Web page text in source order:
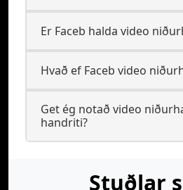
Er Faceb halda video
Hvað ef Faceb video
Get ég notað video
handriti?
Stuðlar